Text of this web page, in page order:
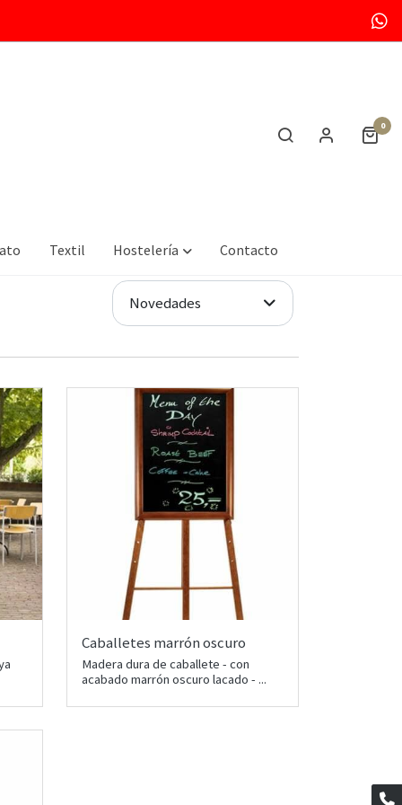
0
Textil Hostelería Contacto
Novedades
Caballetes marrón oscuro
Madera dura de caballete - con
acabado marrón oscuro lacado - ...